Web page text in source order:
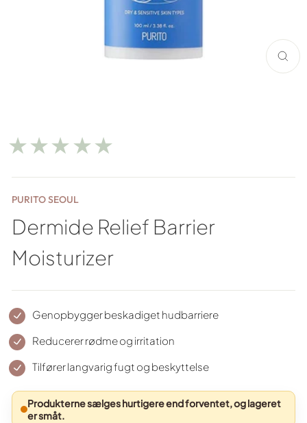
LUK
(ESC)
★★★★★
PURITO SEOUL
Dermide Relief Barrier
Moisturizer
Genopbygger beskadiget hudbarriere
Reducerer rødme og irritation
Tilfører langvarig fugt og beskyttelse
Produkterne sælges hurtigere end forventet, og lageret
er småt.